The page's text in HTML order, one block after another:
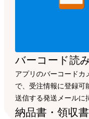
バーコード読
アプリのバーコードカ
で、受注情報に登録可
送信する発送メールに
納品書・領収